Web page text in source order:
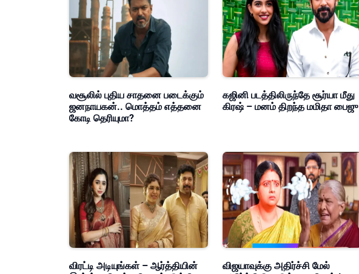
வசூலில் புதிய சாதனை படைக்கும்
ஜனநாயகன்.. மொத்தம் எத்தனை
கோடி தெரியுமா?
கஜினி படத்திலிருந்தே சூர்யா மீது
கிரஷ் – மனம் திறந்த மமிதா பைஜு
விரட்டி அடியுங்கள் – ஆர்த்தியின்
விஜயாவுக்கு அதிர்ச்சி மேல்